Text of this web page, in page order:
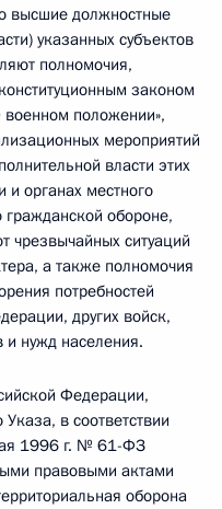
высшие должностные
указанных субъектов
полномочия,
законом
положении»,
мероприятий
власти этих
и органах местного
обороне,
чрезвычайных ситуаций
а также полномочия
потребностей
других войск,
и нужд населения.
Федерации,
в соответствии
1996 г. № 61-ФЗ
правовыми актами
оборона